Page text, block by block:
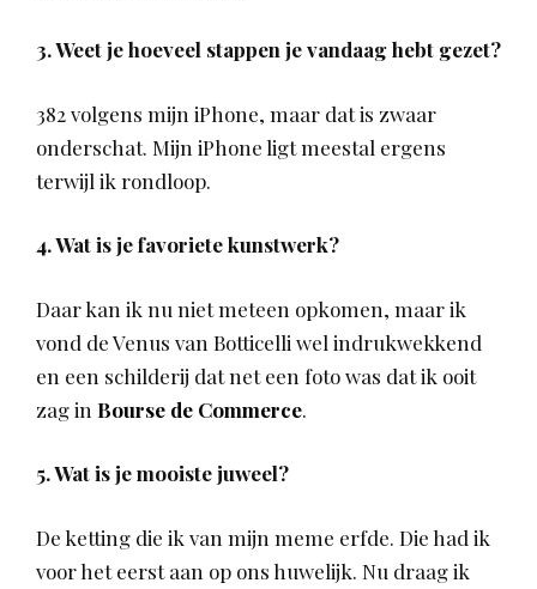
3. Weet je hoeveel stappen je vandaag hebt gezet?
382 volgens mijn iPhone, maar dat is zwaar
onderschat. Mijn iPhone ligt meestal ergens
terwijl ik rondloop.
4. Wat is je favoriete kunstwerk?
Daar kan ik nu niet meteen opkomen, maar ik
vond de Venus van Botticelli wel indrukwekkend
en een schilderij dat net een foto was dat ik ooit
zag in Bourse de Commerce.
5. Wat is je mooiste juweel?
De ketting die ik van mijn meme erfde. Die had ik
voor het eerst aan op ons huwelijk. Nu draag ik